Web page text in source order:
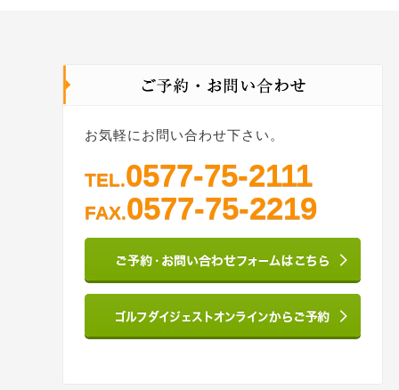
お気軽にお問い合わせ下さい。
TEL.0577-75-2111
FAX.0577-75-2219